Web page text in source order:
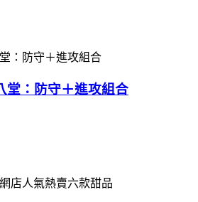
堂：防守＋進攻組合